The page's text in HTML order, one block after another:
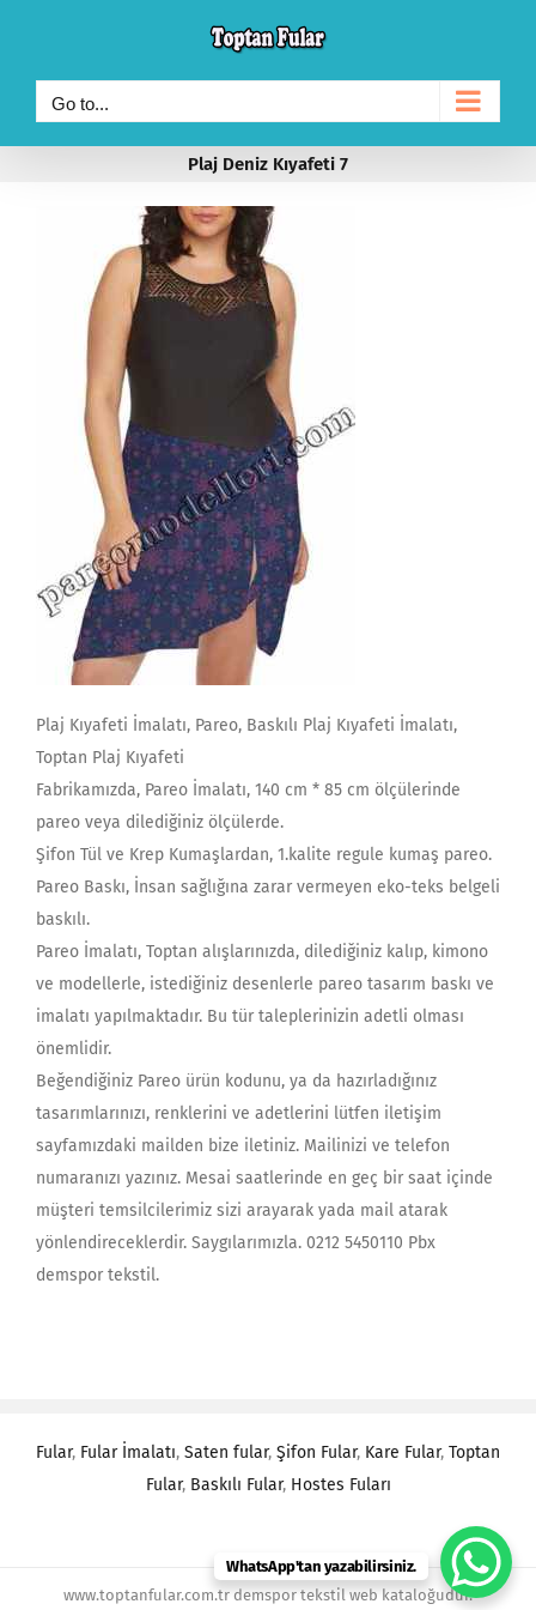
content
Go to...
Plaj Deniz Kıyafeti 7
Plaj Kıyafeti İmalatı, Pareo, Baskılı Plaj Kıyafeti İmalatı,
Toptan Plaj Kıyafeti
Fabrikamızda, Pareo İmalatı, 140 cm * 85 cm ölçülerinde
pareo veya dilediğiniz ölçülerde.
Şifon Tül ve Krep Kumaşlardan, 1.kalite regule kumaş pareo.
Pareo Baskı, İnsan sağlığına zarar vermeyen eko-teks belgeli
baskılı.
Pareo İmalatı, Toptan alışlarınızda, dilediğiniz kalıp, kimono
ve modellerle, istediğiniz desenlerle pareo tasarım baskı ve
imalatı yapılmaktadır. Bu tür taleplerinizin adetli olması
önemlidir.
Beğendiğiniz Pareo ürün kodunu, ya da hazırladığınız
tasarımlarınızı, renklerini ve adetlerini lütfen iletişim
sayfamızdaki mailden bize iletiniz. Mailinizi ve telefon
numaranızı yazınız. Mesai saatlerinde en geç bir saat içinde
müşteri temsilcilerimiz sizi arayarak yada mail atarak
yönlendireceklerdir. Saygılarımızla. 0212 5450110 Pbx
demspor tekstil.
Fular, Fular İmalatı, Saten fular, Şifon Fular, Kare Fular, Toptan
Fular, Baskılı Fular, Hostes Fuları
www.toptanfular.com.tr demspor tekstil web kataloğudur.
WhatsApp'tan yazabilirsiniz.